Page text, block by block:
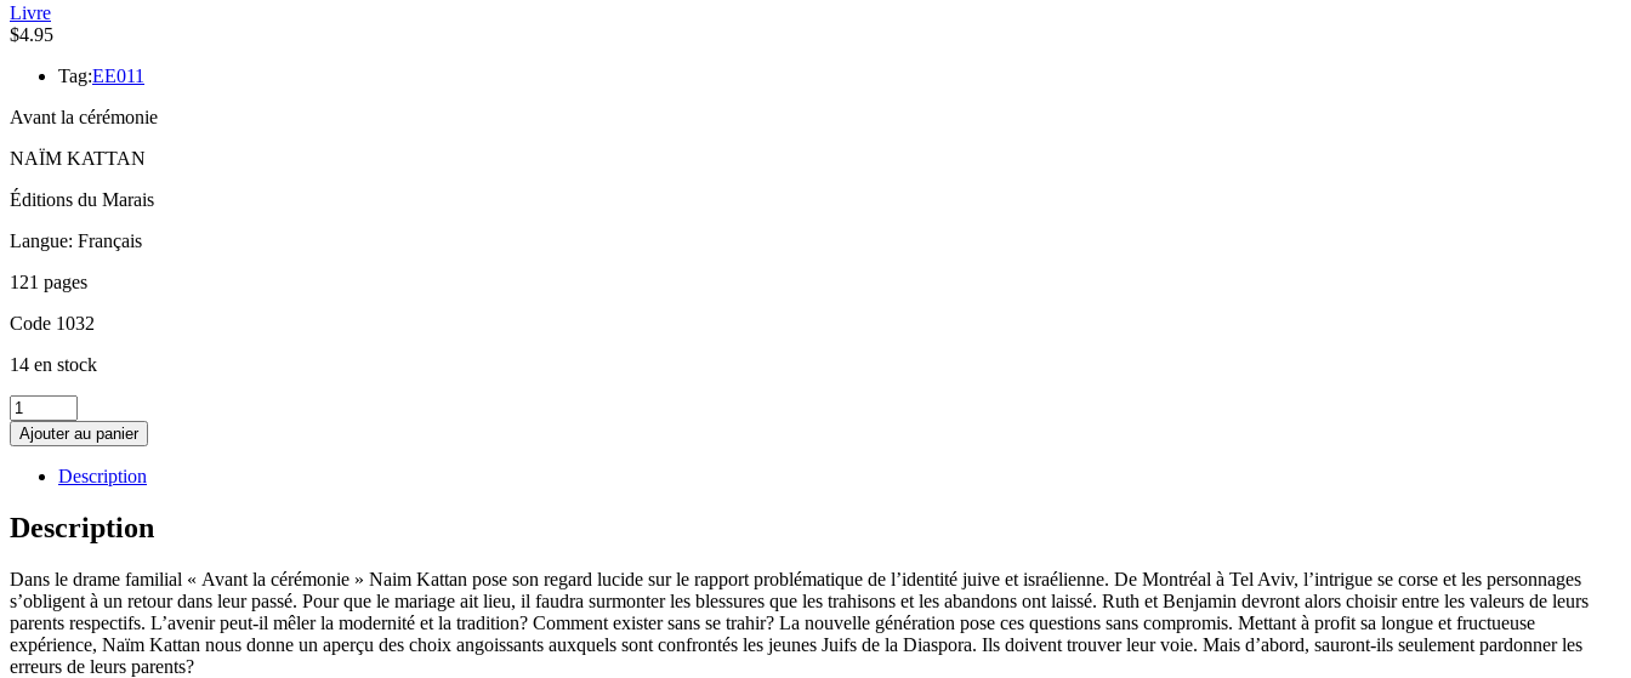
Livre
$4.95
Tag:EE011
Avant la cérémonie
NAÏM KATTAN
Éditions du Marais
Langue: Français
121 pages
Code 1032
14 en stock
quantité
de
Avant
cérémonie
-
Naïm
Ajouter au panier
Description
Description
Dans le drame familial « Avant la cérémonie » Naim Kattan pose son regard lucide sur le rapport problématique de l’identité juive et israélienne. De Montréal à Tel Aviv, l’intrigue se corse et les personnages
s’obligent à un retour dans leur passé. Pour que le mariage ait lieu, il faudra surmonter les blessures que les trahisons et les abandons ont laissé. Ruth et Benjamin devront alors choisir entre les valeurs de leurs
parents respectifs. L’avenir peut-il mêler la modernité et la tradition? Comment exister sans se trahir? La nouvelle génération pose ces questions sans compromis. Mettant à profit sa longue et fructueuse
expérience, Naïm Kattan nous donne un aperçu des choix angoissants auxquels sont confrontés les jeunes Juifs de la Diaspora. Ils doivent trouver leur voie. Mais d’abord, sauront-ils seulement pardonner les
erreurs de leurs parents?